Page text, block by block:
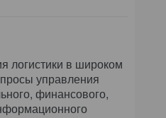
логистики в широком
управления
финансового,